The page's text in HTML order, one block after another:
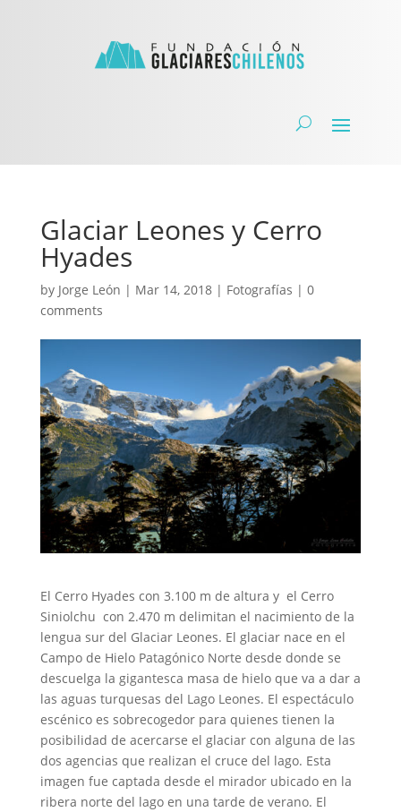
Glaciar Leones y Cerro
Hyades
by Jorge León | Mar 14, 2018| Fotografías | 0
comments
El Cerro Hyades con 3.100 m de altura y el Cerro
Siniolchu con 2.470 m delimitan el nacimiento de la
lengua sur del Glaciar Leones. El glaciar nace en el
Campo de Hielo Patagónico Norte desde donde se
descuelga la gigantesca masa de hielo que va a dar a
las aguas turquesas del Lago Leones. El espectáculo
escénico es sobrecogedor para quienes tienen la
posibilidad de acercarse el glaciar con alguna de las
dos agencias que realizan el cruce del lago. Esta
imagen fue captada desde el mirador ubicado en la
ribera norte del lago en una tarde de verano. El